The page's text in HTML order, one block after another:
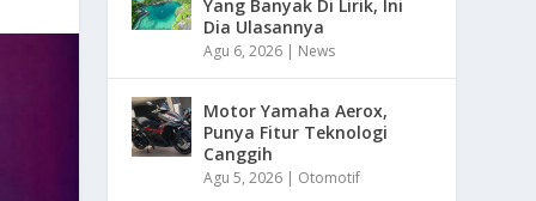
Yang Banyak Di Lirik, Ini
Dia Ulasannya
Agu 6, 2026 | News
Motor Yamaha Aerox,
Punya Fitur Teknologi
Canggih
Agu 5, 2026 | Otomotif